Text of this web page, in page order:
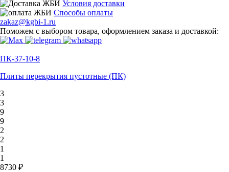
Условия доставки
Способы оплаты
zakaz@kgbi-1.ru
Поможем с выбором товара, оформлением заказа и доставкой:
ПК-37-10-8
Плиты перекрытия пустотные (ПК)
3
3
9
9
2
2
1
1
8730 ₽